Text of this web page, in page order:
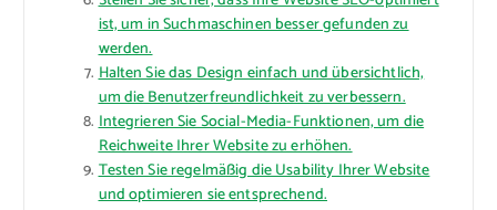
ist, um in Suchmaschinen besser gefunden zu
werden.
Halten Sie das Design einfach und übersichtlich,
um die Benutzerfreundlichkeit zu verbessern.
Integrieren Sie Social-Media-Funktionen, um die
Reichweite Ihrer Website zu erhöhen.
Testen Sie regelmäßig die Usability Ihrer Website
und optimieren sie entsprechend.